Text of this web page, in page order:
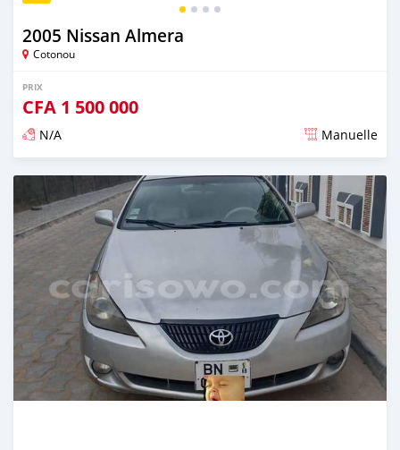
2005 Nissan Almera
Cotonou
PRIX
CFA 1 500 000
N/A Manuelle
Publié il y a environ 4 ans